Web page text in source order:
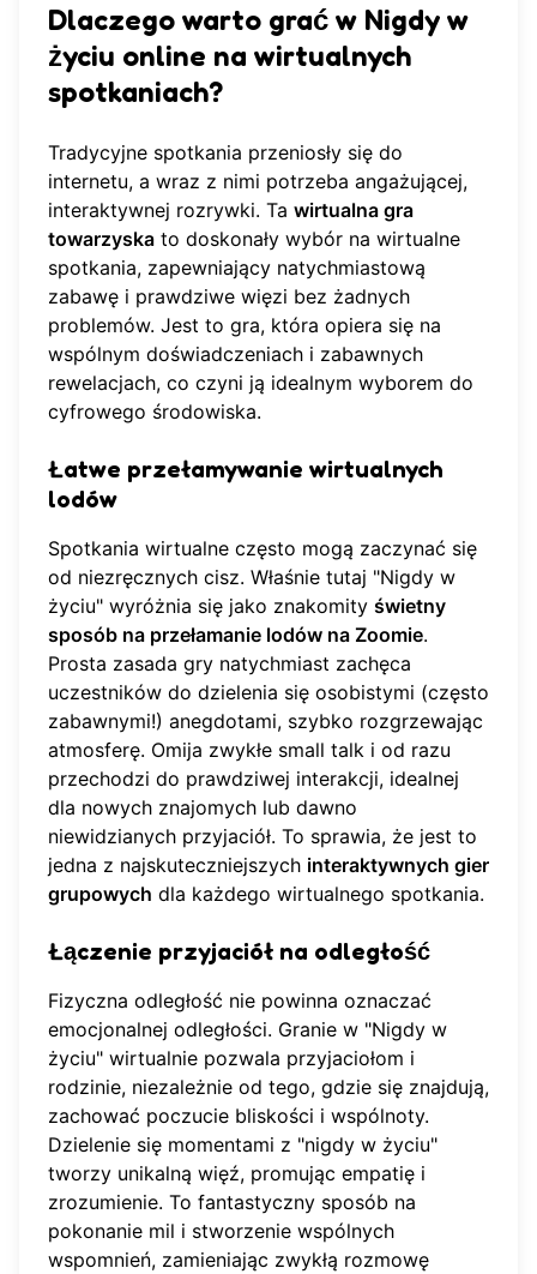
Dlaczego warto grać w Nigdy w
życiu online na wirtualnych
spotkaniach?
Tradycyjne spotkania przeniosły się do
internetu, a wraz z nimi potrzeba angażującej,
interaktywnej rozrywki. Ta wirtualna gra
towarzyska to doskonały wybór na wirtualne
spotkania, zapewniający natychmiastową
zabawę i prawdziwe więzi bez żadnych
problemów. Jest to gra, która opiera się na
wspólnym doświadczeniach i zabawnych
rewelacjach, co czyni ją idealnym wyborem do
cyfrowego środowiska.
Łatwe przełamywanie wirtualnych
lodów
Spotkania wirtualne często mogą zaczynać się
od niezręcznych cisz. Właśnie tutaj "Nigdy w
życiu" wyróżnia się jako znakomity świetny
sposób na przełamanie lodów na Zoomie.
Prosta zasada gry natychmiast zachęca
uczestników do dzielenia się osobistymi (często
zabawnymi!) anegdotami, szybko rozgrzewając
atmosferę. Omija zwykłe small talk i od razu
przechodzi do prawdziwej interakcji, idealnej
dla nowych znajomych lub dawno
niewidzianych przyjaciół. To sprawia, że jest to
jedna z najskuteczniejszych interaktywnych gier
grupowych dla każdego wirtualnego spotkania.
Łączenie przyjaciół na odległość
Fizyczna odległość nie powinna oznaczać
emocjonalnej odległości. Granie w "Nigdy w
życiu" wirtualnie pozwala przyjaciołom i
rodzinie, niezależnie od tego, gdzie się znajdują,
zachować poczucie bliskości i wspólnoty.
Dzielenie się momentami z "nigdy w życiu"
tworzy unikalną więź, promując empatię i
zrozumienie. To fantastyczny sposób na
pokonanie mil i stworzenie wspólnych
wspomnień, zamieniając zwykłą rozmowę